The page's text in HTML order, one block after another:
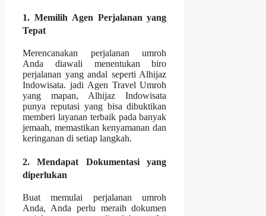
1. Memilih Agen Perjalanan yang
Tepat
Merencanakan perjalanan umroh
Anda diawali menentukan biro
perjalanan yang andal seperti Alhijaz
Indowisata. jadi Agen Travel Umroh
yang mapan, Alhijaz Indowisata
punya reputasi yang bisa dibuktikan
memberi layanan terbaik pada banyak
jemaah, memastikan kenyamanan dan
keringanan di setiap langkah.
2. Mendapat Dokumentasi yang
diperlukan
Buat memulai perjalanan umroh
Anda, Anda perlu meraih dokumen